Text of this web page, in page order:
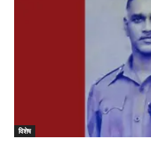
विशेष